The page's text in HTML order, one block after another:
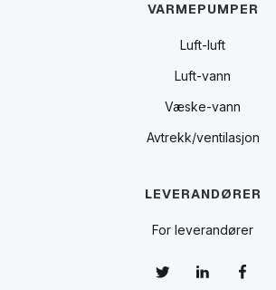
VARMEPUMPER
Luft-luft
Luft-vann
Væske-vann
Avtrekk/ventilasjon
LEVERANDØRER
For leverandører